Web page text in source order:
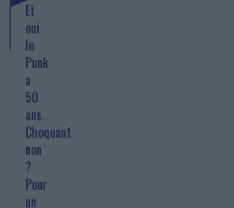
Et
oui
le
Punk
a
50
ans.
Choquant
non
?
Pour
un